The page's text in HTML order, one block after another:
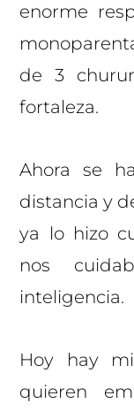
enorme
de 3
fortaleza.
Ahora se
distancia y
ya lo hizo
nos
inteligencia.
Hoy hay
quieren